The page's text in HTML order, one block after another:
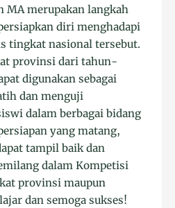
MA merupakan langkah
diri menghadapi
tingkat nasional tersebut.
provinsi dari tahun-
digunakan sebagai
dan menguji
dalam berbagai bidang
yang matang,
tampil baik dan
dalam Kompetisi
provinsi maupun
dan semoga sukses!